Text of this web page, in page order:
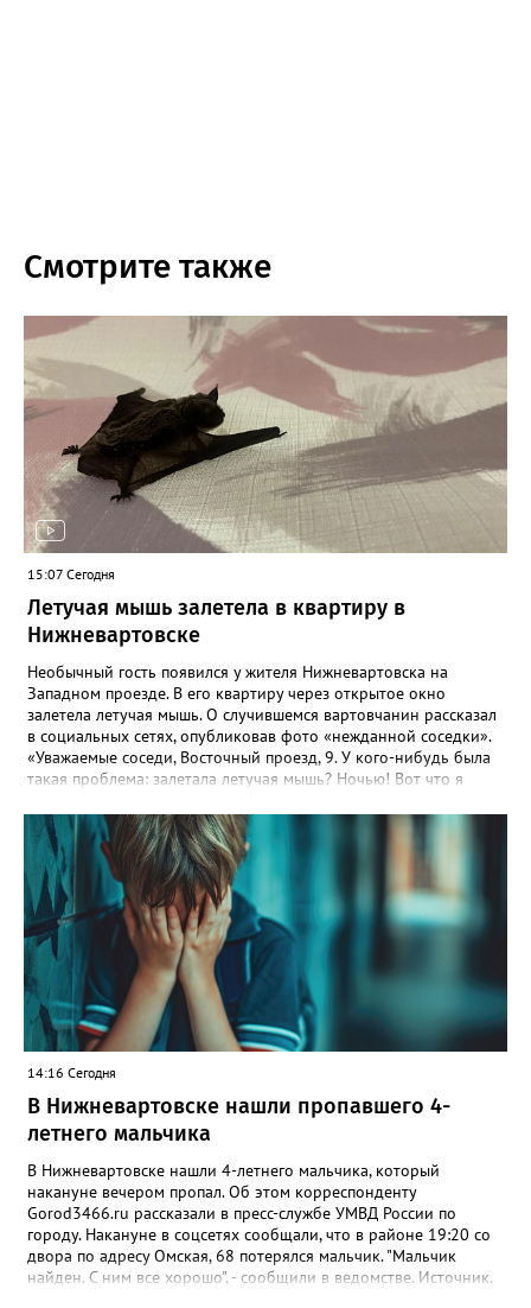
Смотрите также
15:07 Сегодня
Летучая мышь залетела в квартиру в
Нижневартовске
Необычный гость появился у жителя Нижневартовска на
Западном проезде. В его квартиру через открытое окно
залетела летучая мышь. О случившемся вартовчанин рассказал
в социальных сетях, опубликовав фото «нежданной соседки».
«Уважаемые соседи, Восточный проезд, 9. У кого-нибудь была
такая проблема: залетала летучая мышь? Ночью! Вот что я
произнёс автор видео. В комментариях выяснилось, что
подобные случаи в Нижневартовске происходят не впервые.
Жители разных районов рассказывают о неожиданных
встречах с этими ночными хищниками. «Еле выгнали в окно»,
— поделилась вартовчанка Екатерина, вспомнив случай в
квартире на улице Мира, 27. Напомним: летучие мыши не
агрессивны и не опасны для человека, они питаются
насекомыми и часто залетают в жильё случайно, привлечённые
светом. Специалисты советуют не трогать их голыми руками, а
открыть окно и дать возможность вылететь самостоятельно.
14:16 Сегодня
В Нижневартовске нашли пропавшего 4-
летнего мальчика
В Нижневартовске нашли 4-летнего мальчика, который
накануне вечером пропал. Об этом корреспонденту
Gorod3466.ru рассказали в пресс-службе УМВД России по
городу. Накануне в соцсетях сообщали, что в районе 19:20 со
двора по адресу Омская, 68 потерялся мальчик. "Мальчик
найден. С ним все хорошо", - сообщили в ведомстве. Источник,